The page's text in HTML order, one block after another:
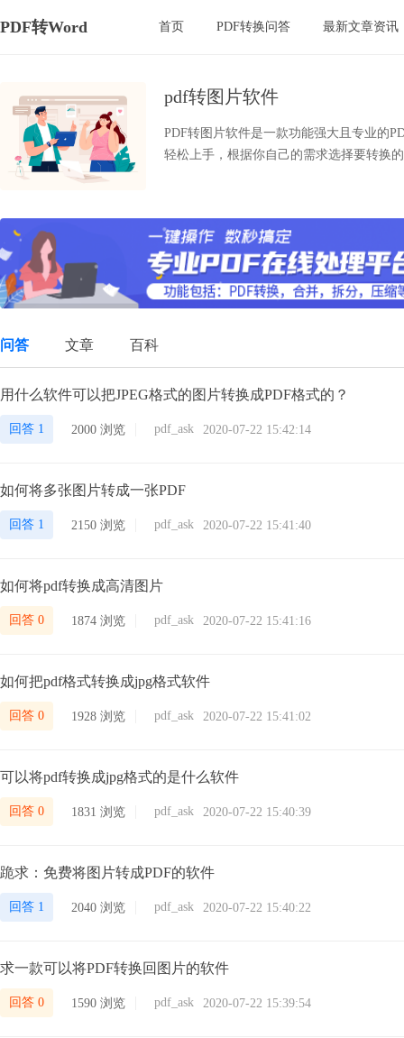
PDF转Word 首页 PDF转换问答 最新文章资讯
pdf转图片软件
PDF转图片软件是一款功能强大且专业的
轻松上手，根据你自己的需求选择要转换
问答 文章 百科
用什么软件可以把JPEG格式的图片转换成PDF格式的？
回答 1 2000 浏览 pdf_ask 2020-07-22 15:42:14
如何将多张图片转成一张PDF
回答 1 2150 浏览 pdf_ask 2020-07-22 15:41:40
如何将pdf转换成高清图片
回答 0 1874 浏览 pdf_ask 2020-07-22 15:41:16
如何把pdf格式转换成jpg格式软件
回答 0 1928 浏览 pdf_ask 2020-07-22 15:41:02
可以将pdf转换成jpg格式的是什么软件
回答 0 1831 浏览 pdf_ask 2020-07-22 15:40:39
跪求：免费将图片转成PDF的软件
回答 1 2040 浏览 pdf_ask 2020-07-22 15:40:22
求一款可以将PDF转换回图片的软件
回答 0 1590 浏览 pdf_ask 2020-07-22 15:39:54